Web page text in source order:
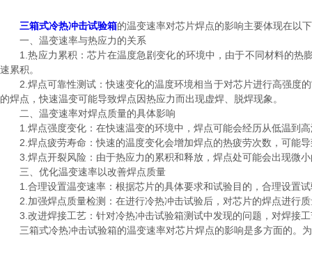
三箱式冷热冲击试验箱的温变速率对芯片焊点的影响主要体现在以
一、温变速率与热应力的关系
1.热应力累积：芯片在温度急剧变化的环境中，由于不同材料的热
速累积。
2.焊点可靠性测试：快速变化的温度环境相当于对芯片进行高强度的
的焊点，快速温变可能导致焊点因热应力而出现虚焊、脱焊现象。
二、温变速率对焊点质量的具体影响
1.焊点强度变化：在快速温变的环境中，焊点可能会经历从低温到高
2.焊点疲劳寿命：快速的温度变化会增加焊点的热疲劳次数，可能导
3.焊点开裂风险：由于热应力的累积和释放，焊点处可能会出现微小
三、优化温变速率以改善焊点质量
1.合理设置温变速率：根据芯片的具体要求和试验目的，合理设置
2.加强焊点质量检测：在进行冷热冲击试验后，对芯片的焊点进行
3.改进焊接工艺：针对冷热冲击试验箱测试中发现的问题，对焊接工
三箱式冷热冲击试验箱的温变速率对芯片焊点的影响是多方面的。